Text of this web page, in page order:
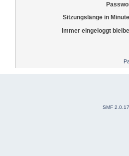
Sitzungslänge in
Immer eingeloggt
SMF 2.0.17